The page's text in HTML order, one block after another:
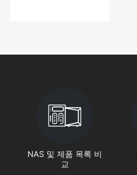
NAS 및 제품 목록 비
교